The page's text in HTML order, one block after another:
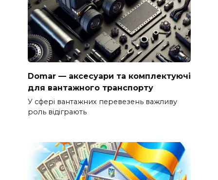
Domar — аксесуари та комплектуючі
для вантажного транспорту
У сфері вантажних перевезень важливу
роль відіграють